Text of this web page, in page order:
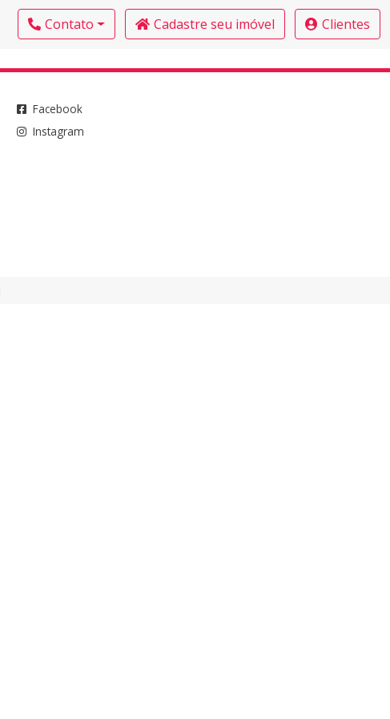
Contato Cadastre seu imóvel
Clientes
Facebook
Instagram